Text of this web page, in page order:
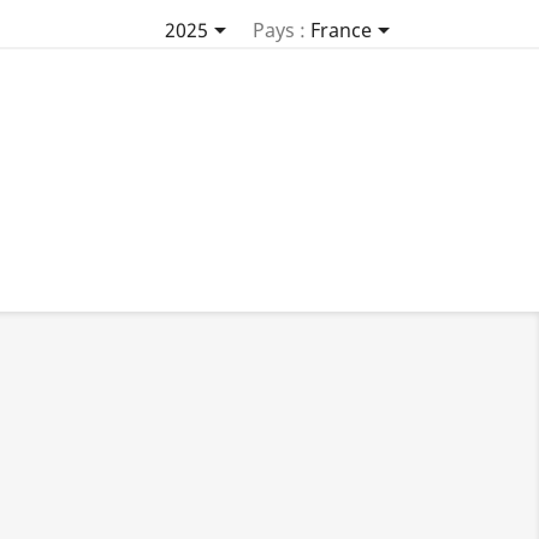
2025 Pays : France